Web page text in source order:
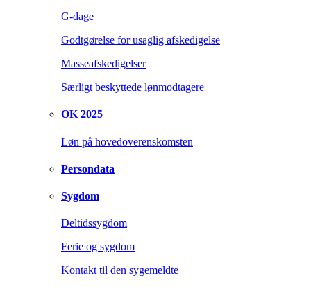
G-dage
Godtgørelse for usaglig afskedigelse
Masseafskedigelser
Særligt beskyttede lønmodtagere
OK 2025
Løn på hovedoverenskomsten
Persondata
Sygdom
Deltidssygdom
Ferie og sygdom
Kontakt til den sygemeldte